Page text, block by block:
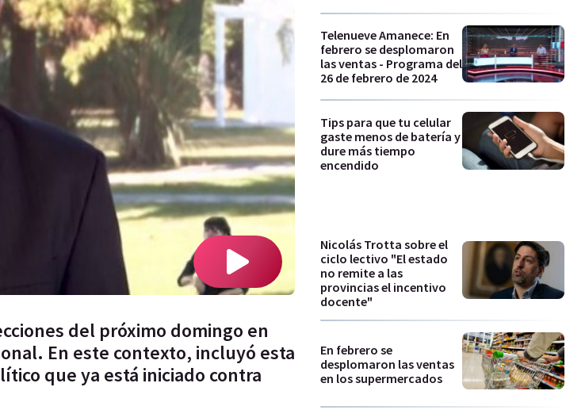
del próximo domingo en
En este contexto, incluyó esta
que ya está iniciado contra
Telenueve Amanece: En
febrero se desplomaron
las ventas - Programa del
26 de febrero de 2024
Tips para que tu celular
gaste menos de batería y
dure más tiempo
encendido
Nicolás Trotta sobre el
ciclo lectivo "El estado
no remite a las
provincias el incentivo
docente"
En febrero se
desplomaron las ventas
en los supermercados